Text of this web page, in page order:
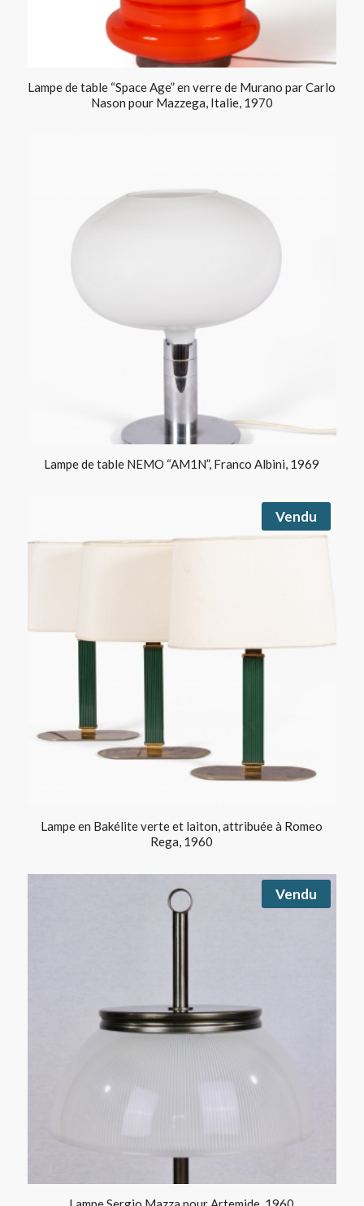
Lampe de table “Space Age” en verre de Murano par Carlo
Nason pour Mazzega, Italie, 1970
Lampe de table NEMO “AM1N”, Franco Albini, 1969
Vendu
Lampe en Bakélite verte et laiton, attribuée à Romeo
Rega, 1960
Vendu